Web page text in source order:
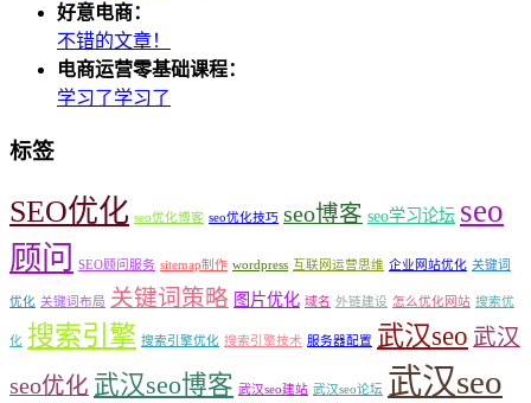
好意电商：
不错的文章！
电商运营零基础课程：
学习了学习了
标签
SEO优化 seo优化博客 seo优化技巧 seo博客 seo学习论坛 seo
顾问
SEO顾问服务 sitemap制作 wordpress 互联网运营思维 企业网站优化 关键词
优化 关键词布局 关键词策略 图片优化 域名 外链建设 怎么优化网站 搜索优
化 搜索引擎 搜索引擎优化 搜索引擎技术 服务器配置 武汉seo 武汉
seo优化 武汉seo博客 武汉seo建站 武汉seo论坛 武汉seo